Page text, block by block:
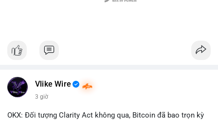
Vlike Wire
3 giờ
OKX: Đối tượng Clarity Act không qua, Bitcoin đã bao trọn kỳ